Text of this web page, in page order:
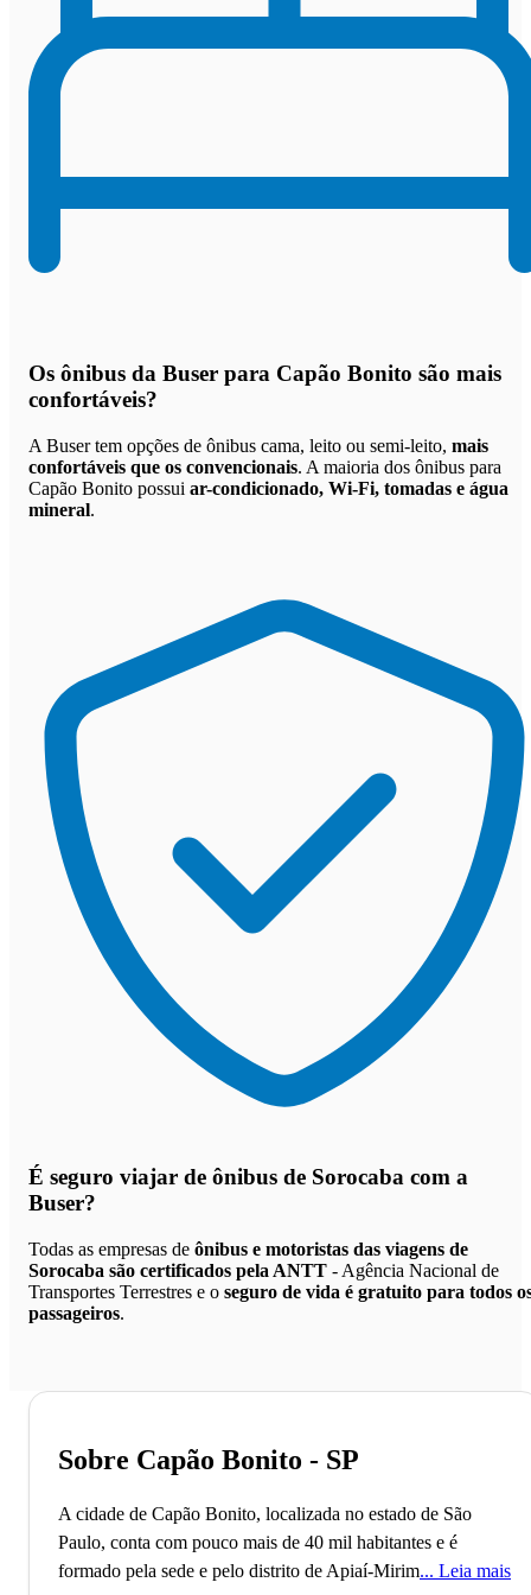
Os ônibus da Buser para Capão Bonito são mais
confortáveis?
A Buser tem opções de ônibus cama, leito ou semi-leito, mais
confortáveis que os convencionais. A maioria dos ônibus para
Capão Bonito possui ar-condicionado, Wi-Fi, tomadas e água
mineral.
É seguro viajar de ônibus de Sorocaba com a
Buser?
Todas as empresas de ônibus e motoristas das viagens de
Sorocaba são certificados pela ANTT - Agência Nacional de
Transportes Terrestres e o seguro de vida é gratuito para todos
passageiros.
Sobre Capão Bonito - SP
A cidade de Capão Bonito, localizada no estado de São
Paulo, conta com pouco mais de 40 mil habitantes e é
formado pela sede e pelo distrito de Apiaí-Mirim. OLeia mais